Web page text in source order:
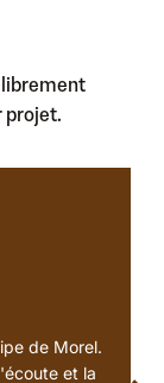
librement
projet.
de Morel.
et la